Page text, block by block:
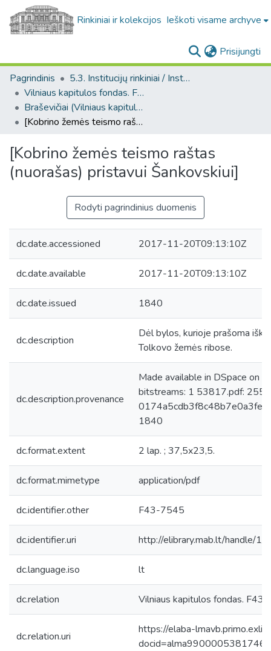
Rinkiniai ir kolekcijos Ieškoti visame archyve
Prisijungti
Pagrindinis
5.3. Institucijų rinkiniai / Institutional collections
Vilniaus kapitulos fondas. F43
Braševičiai (Vilniaus kapitulos fondas. F43. Bažnytinės valdos)
[Kobrino žemės teismo raštas (nuorašas) pristavui Šankovskiui]
[Kobrino žemės teismo raštas
(nuorašas) pristavui Šankovskiui]
Rodyti pagrindinius duomenis
dc.date.accessioned 2017-11-20T09:13:10Z
dc.date.available 2017-11-20T09:13:10Z
dc.date.issued 1840
dc.description
Dėl bylos, kurioje prašoma
Tolkovo žemės ribose.
dc.description.provenance
Made available in DSpace on
bitstreams: 1 53817.pdf:
1840
dc.format.extent 2 lap. ; 37,5x23,5.
dc.format.mimetype application/pdf
dc.identifier.other F43-7545
dc.identifier.uri http://elibrary.mab.lt/handle/1/
dc.language.iso lt
dc.relation Vilniaus kapitulos fondas. F43,
dc.relation.uri
https://elaba-